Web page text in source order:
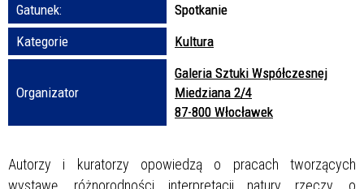
Gatunek:
Spotkanie
Kategorie
Kultura
Organizator
Galeria Sztuki Współczesnej
Miedziana 2/4
87-800 Włocławek
Autorzy i kuratorzy opowiedzą o pracach tworzących
wystawę, różnorodności interpretacji natury rzeczy, o